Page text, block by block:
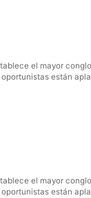
el mayor
están
el mayor
están